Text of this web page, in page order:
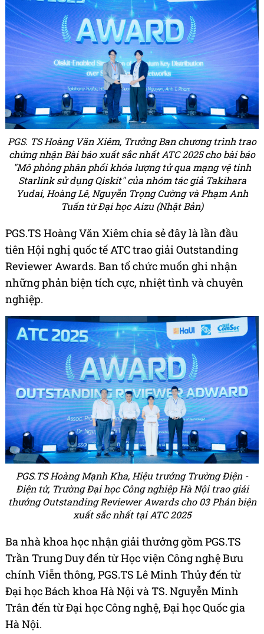
PGS. TS Hoàng Văn Xiêm, Trưởng Ban chương trình trao
chứng nhận Bài báo xuất sắc nhất ATC 2025 cho bài báo
"Mô phỏng phân phối khóa lượng tử qua mạng vệ tinh
Starlink sử dụng Qiskit" của nhóm tác giả Takihara
Yudai, Hoàng Lê, Nguyễn Trọng Cường và Phạm Anh
Tuấn từ Đại học Aizu (Nhật Bản)
PGS.TS Hoàng Văn Xiêm chia sẻ đây là lần đầu
tiên Hội nghị quốc tế ATC trao giải Outstanding
Reviewer Awards. Ban tổ chức muốn ghi nhận
những phản biện tích cực, nhiệt tình và chuyên
nghiệp.
PGS.TS Hoàng Mạnh Kha, Hiệu trưởng Trường Điện -
Điện tử, Trường Đại học Công nghiệp Hà Nội trao giải
thưởng Outstanding Reviewer Awards cho 03 Phản biện
xuất sắc nhất tại ATC 2025
Ba nhà khoa học nhận giải thưởng gồm PGS.TS
Trần Trung Duy đến từ Học viện Công nghệ Bưu
chính Viễn thông, PGS.TS Lê Minh Thủy đến từ
Đại học Bách khoa Hà Nội và TS. Nguyễn Minh
Trân đến từ Đại học Công nghệ, Đại học Quốc gia
Hà Nội.